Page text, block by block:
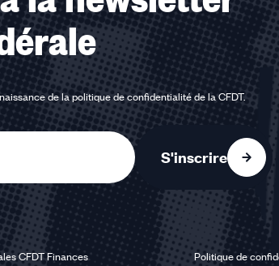
de lapolitique de confidentialité de la CFDT.
S'inscrire
CFDT Finances Politique de